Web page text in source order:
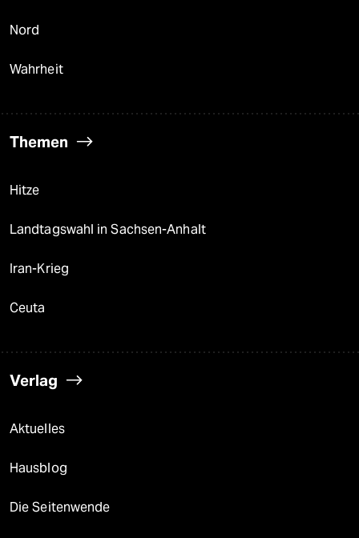
Nord
Wahrheit
Themen
Hitze
Landtagswahl in Sachsen-Anhalt
Iran-Krieg
Ceuta
Verlag
Aktuelles
Hausblog
Die Seitenwende